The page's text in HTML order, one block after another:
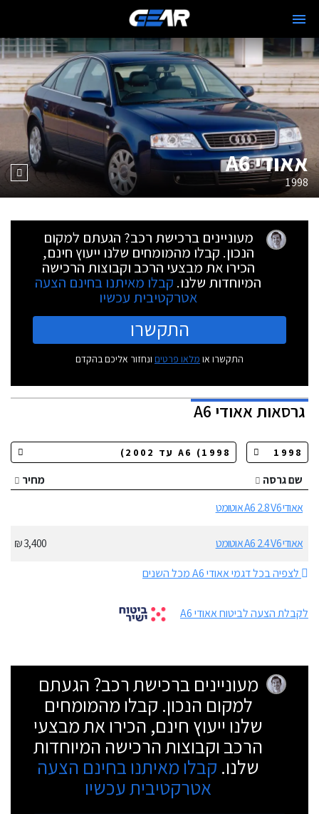
אאודי A6
1998
מעוניינים ברכישת רכב? הגעתם למקום
הנכון. קבלו מהמומחים שלנו ייעוץ חינם,
הכירו את מבצעי הרכב וקבוצות הרכישה
המיוחדות שלנו. קבלו מאיתנו בחינם הצעה
אטרקטיבית עכשיו
התקשרו
התקשרו או מלאו פרטים ונחזור אליכם בהקדם
גרסאותאאודי A6
שם גרסה
מחיר
אאודי A6 2.8 V6 אוטומט
אאודי A6 2.4 V6 אוטומט
3,400 ₪
לצפיה בכל דגמי אאודי A6 מכל השנים
לקבלת הצעה לביטוח אאודי A6
מעוניינים ברכישת רכב? הגעתם
למקום הנכון. קבלו מהמומחים
שלנו ייעוץ חינם, הכירו את מבצעי
הרכב וקבוצות הרכישה המיוחדות
שלנו. קבלו מאיתנו בחינם הצעה
אטרקטיבית עכשיו